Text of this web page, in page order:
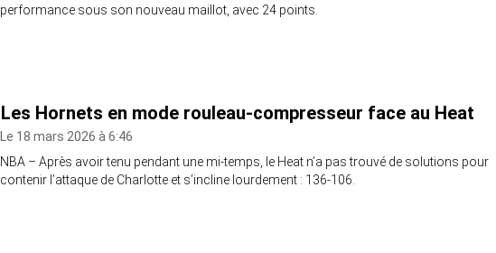
performance sous son nouveau maillot, avec 24 points.
Les Hornets en mode rouleau-compresseur face au Heat
Le 18 mars 2026 à 6:46
NBA – Après avoir tenu pendant une mi-temps, le Heat n’a pas trouvé de solutions pour
contenir l’attaque de Charlotte et s’incline lourdement : 136-106.